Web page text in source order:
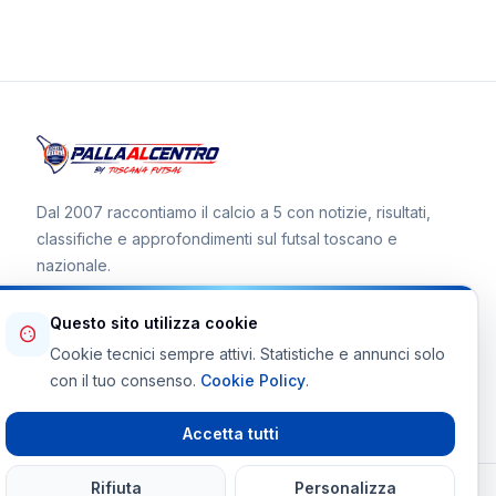
Dal 2007 raccontiamo il calcio a 5 con notizie, risultati,
classifiche e approfondimenti sul futsal toscano e
nazionale.
Canale WhatsApp
Telegram Toscana Futsal
Questo sito utilizza cookie
Cookie tecnici sempre attivi. Statistiche e annunci solo
con il tuo consenso. Cookie Policy.
Accetta tutti
Rifiuta Personalizza